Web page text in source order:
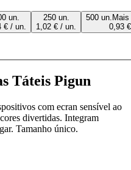
un.
€ / un.
250 un.
1,02 € / un.
500 un.
0,93
Táteis Pigun
com ecran sensível ao
divertidas. Integram
Tamanho único.